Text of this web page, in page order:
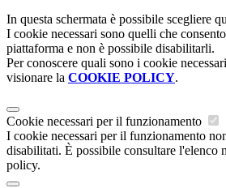
In questa schermata è possibile scegliere
I cookie necessari sono quelli che
piattaforma e non è possibile disabilitarli.
Per conoscere quali sono i cookie
visionare la COOKIE POLICY.
Cookie necessari per il funzionamento
I cookie necessari per il funzionamento
disabilitati. È possibile consultare l'elenco
policy.